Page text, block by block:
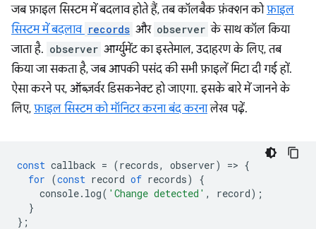
जब फ़ाइल सिस्टम में बदलाव होते हैं, तब कॉलबैक फ़ंक्शन कोफ़ाइल
सिस्टम में बदलाव records और observer के साथ कॉल किया
जाता है. observer आर्ग्युमेंट का इस्तेमाल, उदाहरण के लिए, तब
किया जा सकता है, जब आपकी पसंद की सभी फ़ाइलें मिटा दी गई हों.
ऐसा करने पर, ऑब्ज़र्वर डिसकनेक्ट हो जाएगा. इसके बारे में जानने के
लिए, फ़ाइल सिस्टम को मॉनिटर करना बंद करनालेख पढ़ें.
const callback = (records, observer) => {
for (const record of records)
{
console. log( 'Change detected' , record);
}
};